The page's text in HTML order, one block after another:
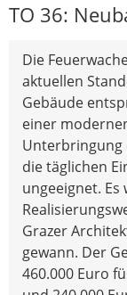
TO 36:
Die
aktuellen
Gebäude
einer
Unterbringung
die täglichen
ungeeignet. Es
Grazer
gewann. Der
460.000 Euro